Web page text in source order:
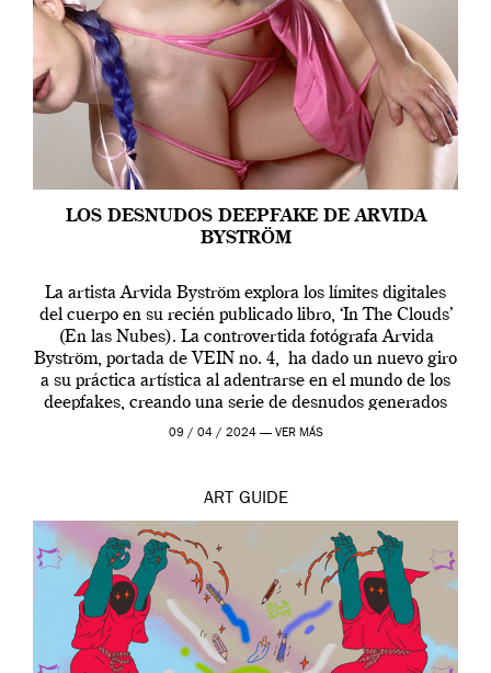
LOS DESNUDOS DEEPFAKE DE ARVIDA
BYSTRÖM
La artista Arvida Byström explora los límites digitales
del cuerpo en su recién publicado libro, ‘In The Clouds’
(En las Nubes). La controvertida fotógrafa Arvida
Byström, portada de VEIN no. 4, ha dado un nuevo giro
a su práctica artística al adentrarse en el mundo de los
deepfakes, creando una serie de desnudos generados
por […]
09 / 04 / 2024 — VER MÁS
ART GUIDE